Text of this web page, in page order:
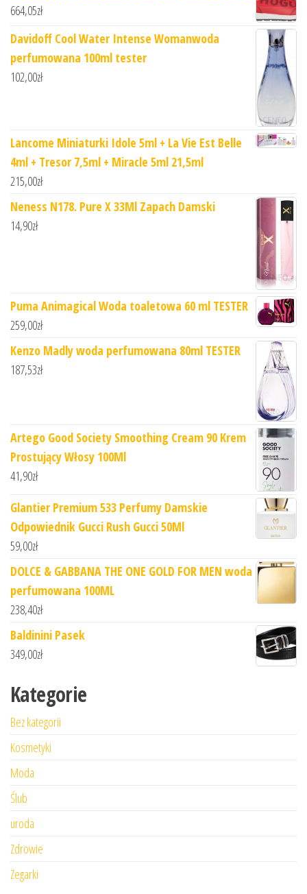
664,05zł
Davidoff Cool Water Intense Womanwoda
perfumowana 100ml tester
102,00zł
Lancome Miniaturki Idole 5ml + La Vie Est Belle
4ml + Tresor 7,5ml + Miracle 5ml 21,5ml
215,00zł
Neness N178. Pure X 33Ml Zapach Damski
14,90zł
Puma Animagical Woda toaletowa 60 ml TESTER
259,00zł
Kenzo Madly woda perfumowana 80ml TESTER
187,53zł
Artego Good Society Smoothing Cream 90 Krem
Prostujący Włosy 100Ml
41,90zł
Glantier Premium 533 Perfumy Damskie
Odpowiednik Gucci Rush Gucci 50Ml
59,00zł
DOLCE & GABBANA THE ONE GOLD FOR MEN woda
perfumowana 100ML
238,40zł
Baldinini Pasek
349,00zł
Kategorie
Bez kategorii
Kosmetyki
Moda
Ślub
uroda
Zdrowie
Zegarki